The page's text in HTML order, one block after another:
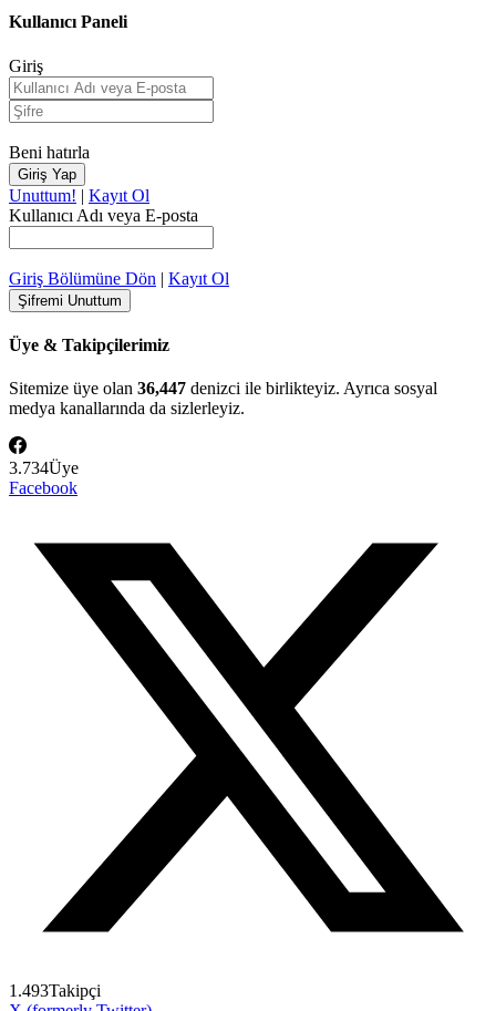
Kullanıcı Paneli
Giriş
Beni hatırla
Unuttum! | Kayıt Ol
Kullanıcı Adı veya E-posta
Giriş Bölümüne Dön | Kayıt Ol
Üye & Takipçilerimiz
Sitemize üye olan 36,447 denizci ile birlikteyiz. Ayrıca sosyal
medya kanallarında da sizlerleyiz.
3.734Üye
Facebook
1.493Takipçi